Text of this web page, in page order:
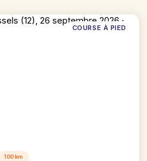
COURSE À PIED
100 km